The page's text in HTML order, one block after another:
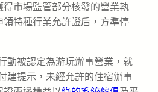
得市場監管部分核發的營業執
特種行業允許證后，方準停
動被認定為游玩辦事營業，就
建提示，未經允許的住宿辦事